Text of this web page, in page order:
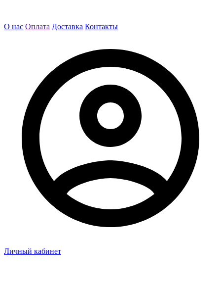
О нас Оплата Доставка Контакты
Личный кабинет